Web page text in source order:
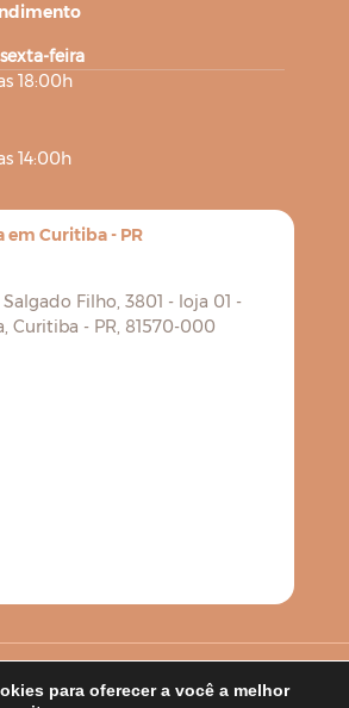
feira
18:00h
14:00h
em Curitiba - PR
Salgado Filho, 3801 - loja 01 -
Curitiba - PR, 81570-000
2025
para oferecer a você a melhor